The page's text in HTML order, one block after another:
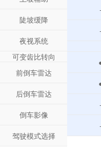
陡坡缓降
夜视系统
可变齿比转向
前倒车雷达
后倒车雷达
倒车影像
驾驶模式选择
-
-
-
-